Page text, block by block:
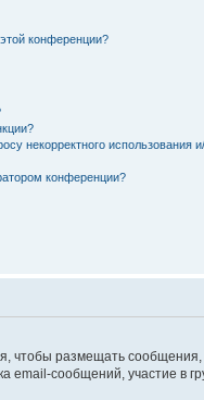
конференции?
некорректного использования
конференции?
чтобы размещать
сообщений, участие в